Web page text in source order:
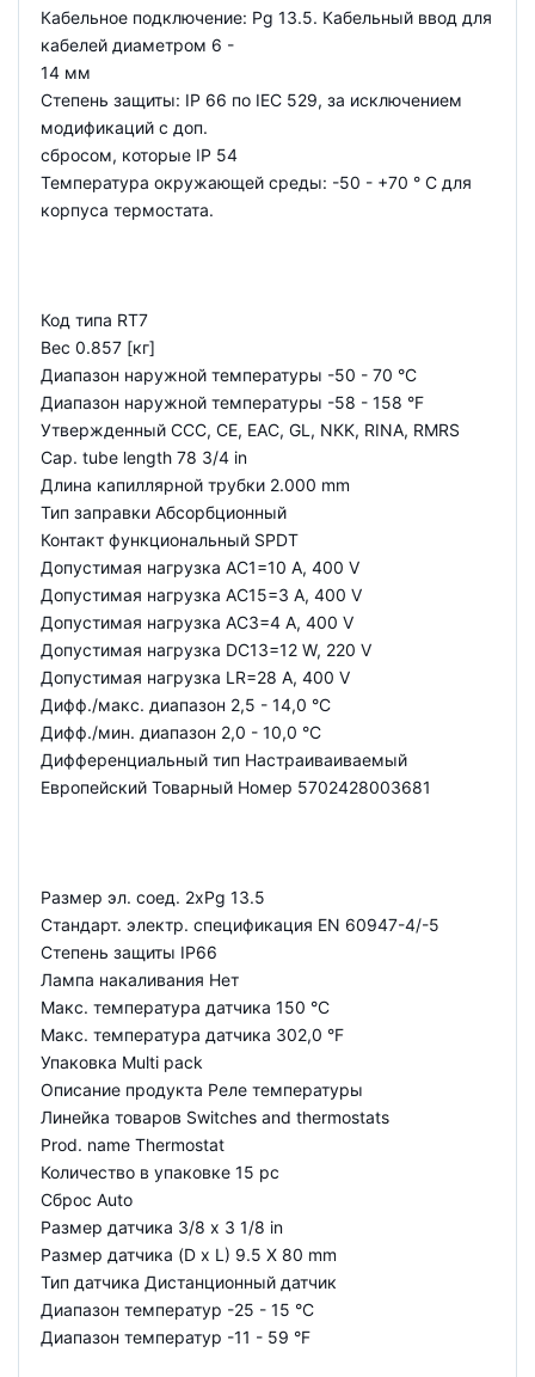
Кабельное подключение: Pg 13.5. Кабельный ввод для
кабелей диаметром 6 -
14 мм
Степень защиты: IP 66 по IEC 529, за исключением
модификаций с доп.
сбросом, которые IP 54
Температура окружающей среды: -50 - +70 ° С для
корпуса термостата.
Код типа RT7
Вес 0.857 [кг]
Диапазон наружной температуры -50 - 70 °C
Диапазон наружной температуры -58 - 158 °F
Утвержденный CCC, CE, EAC, GL, NKK, RINA, RMRS
Cap. tube length 78 3/4 in
Длина капиллярной трубки 2.000 mm
Тип заправки Абсорбционный
Контакт функциональный SPDT
Допустимая нагрузка AC1=10 A, 400 V
Допустимая нагрузка AC15=3 A, 400 V
Допустимая нагрузка AC3=4 A, 400 V
Допустимая нагрузка DC13=12 W, 220 V
Допустимая нагрузка LR=28 A, 400 V
Дифф./макс. диапазон 2,5 - 14,0 °C
Дифф./мин. диапазон 2,0 - 10,0 °C
Дифференциальный тип Настраиваиваемый
Европейский Товарный Номер 5702428003681
Размер эл. соед. 2xPg 13.5
Стандарт. электр. спецификация EN 60947-4/-5
Степень защиты IP66
Лампа накаливания Нет
Макс. температура датчика 150 °C
Макс. температура датчика 302,0 °F
Упаковка Multi pack
Описание продукта Реле температуры
Линейка товаров Switches and thermostats
Prod. name Thermostat
Количество в упаковке 15 pc
Сброс Auto
Размер датчика 3/8 x 3 1/8 in
Размер датчика (D x L) 9.5 X 80 mm
Тип датчика Дистанционный датчик
Диапазон температур -25 - 15 °C
Диапазон температур -11 - 59 °F